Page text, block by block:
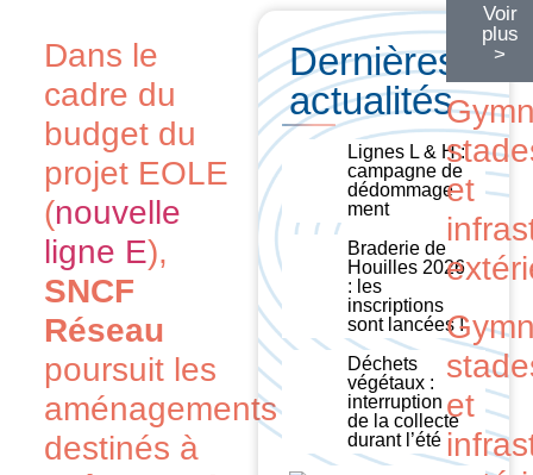
Voir
plus
>
et
et
Dans le
cadre du
budget du
projet EOLE
(nouvelle
ligne E),
SNCF
Réseau
poursuit les
aménagements
destinés à
Dernières
actualités
Lignes L & H :
campagne de
dédommage
ment
Braderie de
Houilles 2026
: les
inscriptions
sont lancées !
Déchets
végétaux :
interruption
de la collecte
durant l’été